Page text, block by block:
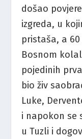
došao
izgreda, u
pristaša, a
Bosnom
pojedinih
bio živ
Luke,
i napokon se
u Tuzli i